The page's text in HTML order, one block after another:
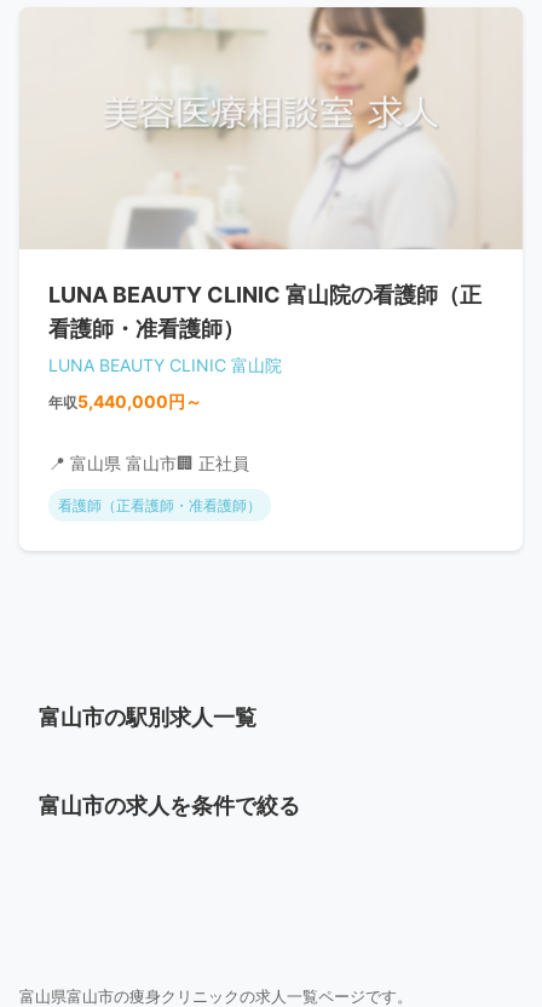
LUNA BEAUTY CLINIC 富山院の看護師（正
看護師・准看護師）
LUNA BEAUTY CLINIC 富山院
年収5,440,000円～
📍 富山県 富山市🏢 正社員
看護師（正看護師・准看護師）
富山市の駅別求人一覧
富山市の求人を条件で絞る
富山県富山市の痩身クリニックの求人一覧ページです。